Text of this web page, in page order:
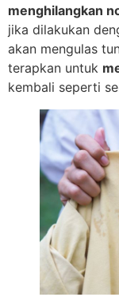
menghilangkan
jika dilakukan
akan mengulas
terapkan untuk
kembali seperti